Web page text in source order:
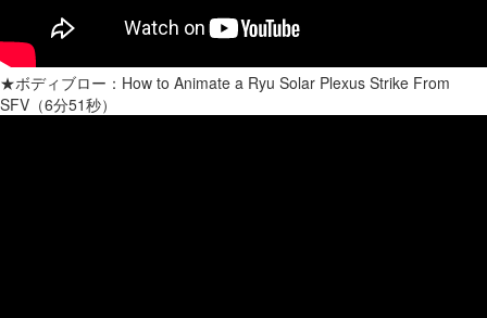
★ボディブロー：How to Animate a Ryu Solar Plexus Strike From
SFV（6分51秒）